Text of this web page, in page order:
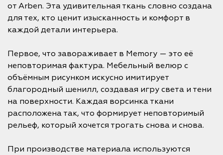
от Arben. Эта удивительная ткань словно создана
для тех, кто ценит изысканность и комфорт в
каждой детали интерьера.
Первое, что завораживает в Memory — это её
неповторимая фактура. Мебельный велюр с
объёмным рисунком искусно имитирует
благородный шенилл, создавая игру света и тени
на поверхности. Каждая ворсинка ткани
расположена так, что формирует неповторимый
рельеф, который хочется трогать снова и снова.
При производстве материала используются